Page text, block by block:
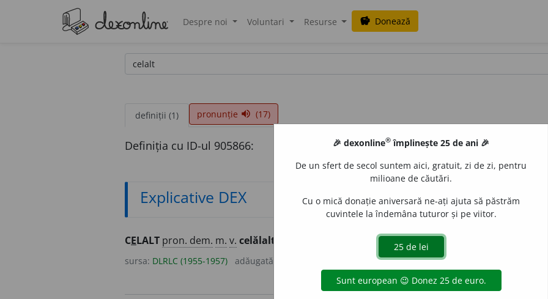
Despre noi Voluntari Resurse savings Donează
definiții (1) pronunție volume_up (17)
Definiția cu ID-ul 905866:
Explicative DEX
CELALT pron. dem. m. v. celălalt.
sursa: DLRLC (1955-1957) adăugată de
🎉 dexonline® împlinește 25 de ani 🎉
De un sfert de secol suntem aici, gratuit, zi de zi, pentru
milioane de căutări.
Cu o mică donație aniversară ne-ați ajuta să păstrăm
cuvintele la îndemâna tuturor și pe viitor.